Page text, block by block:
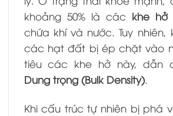
khoảng 50% là các khe hở
chứa khí và nước. Tuy nhiên,
các hạt đất bị ép chặt vào
tiêu các khe hở này, dẫn
Dung trọng (Bulk Density).
Khi cấu trúc tự nhiên bị phá